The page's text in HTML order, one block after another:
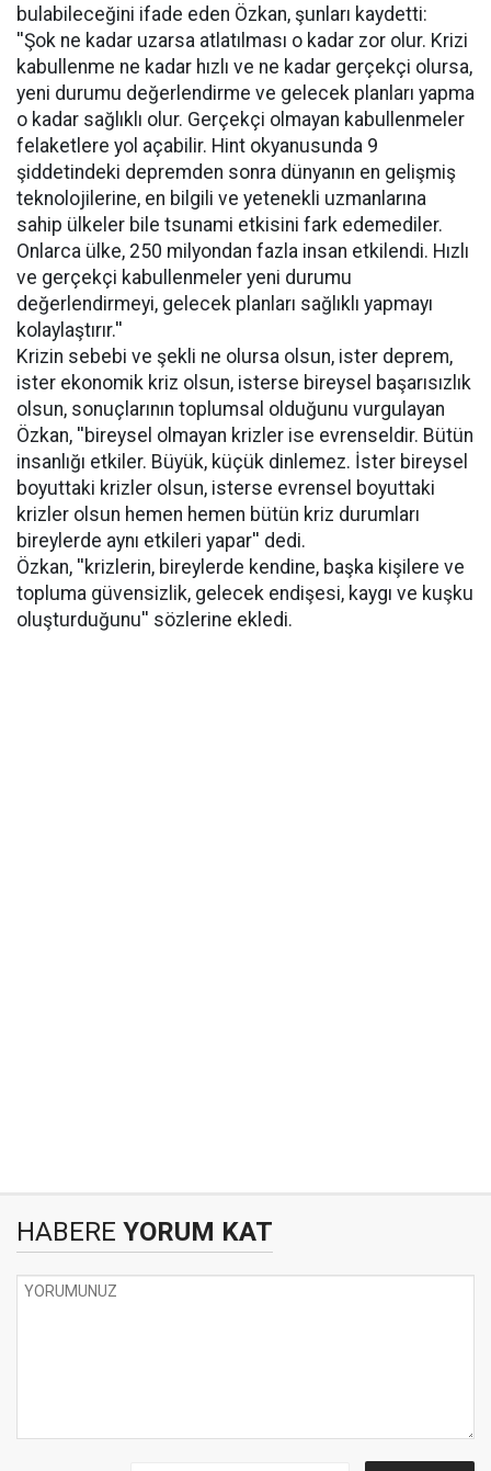
bulabileceğini ifade eden Özkan, şunları kaydetti:
''Şok ne kadar uzarsa atlatılması o kadar zor olur. Krizi
kabullenme ne kadar hızlı ve ne kadar gerçekçi olursa,
yeni durumu değerlendirme ve gelecek planları yapma
o kadar sağlıklı olur. Gerçekçi olmayan kabullenmeler
felaketlere yol açabilir. Hint okyanusunda 9
şiddetindeki depremden sonra dünyanın en gelişmiş
teknolojilerine, en bilgili ve yetenekli uzmanlarına
sahip ülkeler bile tsunami etkisini fark edemediler.
Onlarca ülke, 250 milyondan fazla insan etkilendi. Hızlı
ve gerçekçi kabullenmeler yeni durumu
değerlendirmeyi, gelecek planları sağlıklı yapmayı
kolaylaştırır.''
Krizin sebebi ve şekli ne olursa olsun, ister deprem,
ister ekonomik kriz olsun, isterse bireysel başarısızlık
olsun, sonuçlarının toplumsal olduğunu vurgulayan
Özkan, ''bireysel olmayan krizler ise evrenseldir. Bütün
insanlığı etkiler. Büyük, küçük dinlemez. İster bireysel
boyuttaki krizler olsun, isterse evrensel boyuttaki
krizler olsun hemen hemen bütün kriz durumları
bireylerde aynı etkileri yapar'' dedi.
Özkan, ''krizlerin, bireylerde kendine, başka kişilere ve
topluma güvensizlik, gelecek endişesi, kaygı ve kuşku
oluşturduğunu'' sözlerine ekledi.
HABERE YORUM KAT